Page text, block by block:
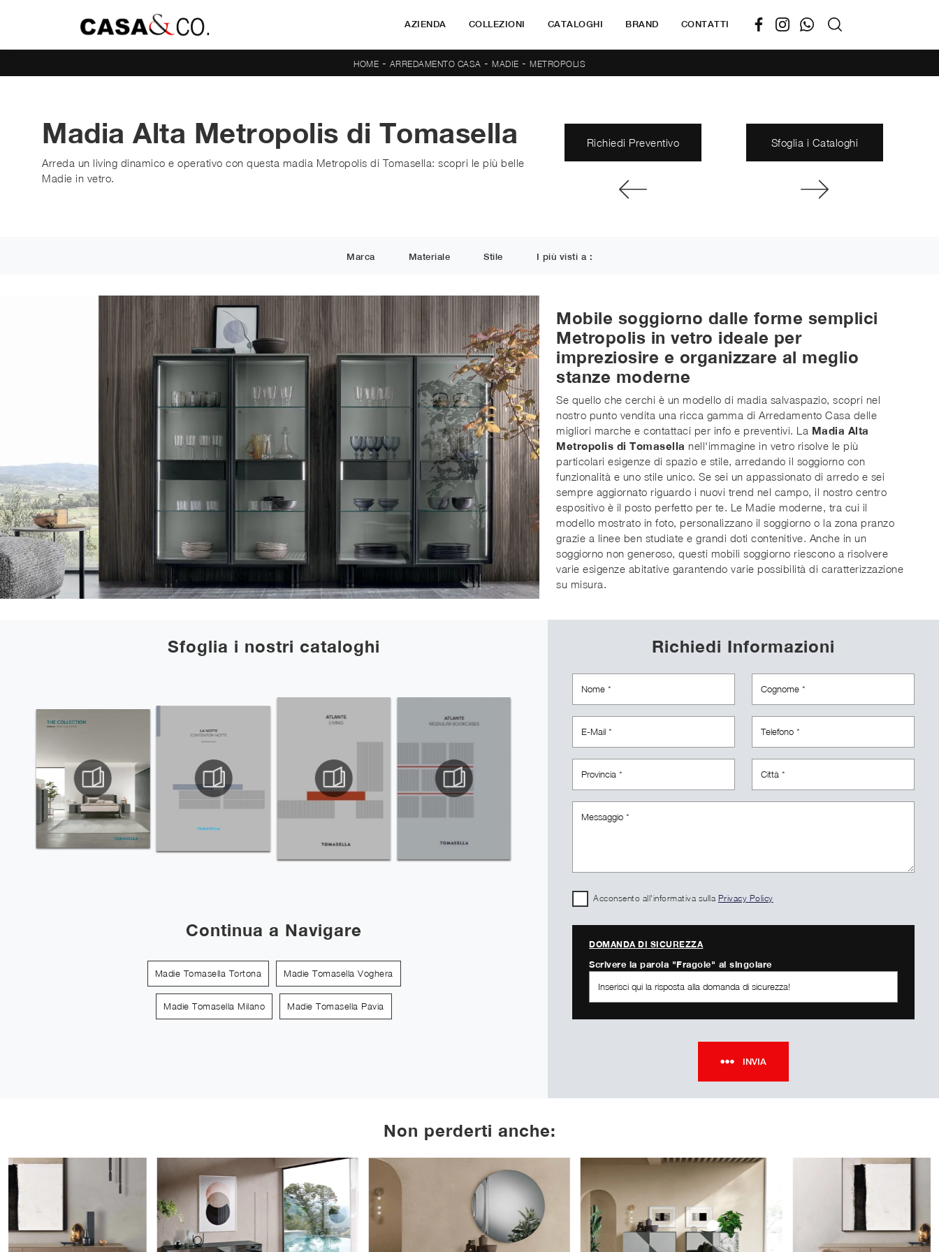
AZIENDA COLLEZIONI CATALOGHI BRAND CONTATTI
HOME - ARREDAMENTO CASA - MADIE - METROPOLIS
Madia Alta Metropolis di Tomasella
Arreda un living dinamico e operativo con questa madia Metropolis di Tomasella: scopri le più belle
Madie in vetro.
Richiedi Preventivo Sfoglia i Cataloghi
Marca Materiale Stile I più visti a :
Mobile soggiorno dalle forme semplici
Metropolis in vetro ideale per
impreziosire e organizzare al meglio
stanze moderne
Se quello che cerchi è un modello di madia salvaspazio, scopri nel
nostro punto vendita una ricca gamma di Arredamento Casa delle
migliori marche e contattaci per info e preventivi. La Madia Alta
Metropolis di Tomasella nell'immagine in vetro risolve le più
particolari esigenze di spazio e stile, arredando il soggiorno con
funzionalità e uno stile unico. Se sei un appassionato di arredo e sei
sempre aggiornato riguardo i nuovi trend nel campo, il nostro centro
espositivo è il posto perfetto per te. Le Madie moderne, tra cui il
modello mostrato in foto, personalizzano il soggiorno o la zona pranzo
grazie a linee ben studiate e grandi doti contenitive. Anche in un
soggiorno non generoso, questi mobili soggiorno riescono a risolvere
varie esigenze abitative garantendo varie possibilità di caratterizzazione
su misura.
Sfoglia i nostri cataloghi
Continua a Navigare
Madie Tomasella Tortona Madie Tomasella Voghera
Madie Tomasella Milano Madie Tomasella Pavia
Richiedi Informazioni
Acconsento all'informativa sulla Privacy Policy
DOMANDA DI SICUREZZA
Scrivere la parola "Fragole" al singolare
INVIA
Non perderti anche: